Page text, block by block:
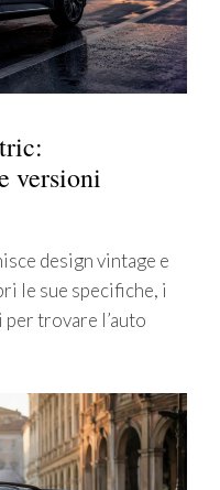
versioni
design vintage e
le sue specifiche, i
trovare l’auto